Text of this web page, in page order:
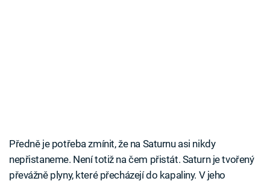
Předně je potřeba zmínit, že na Saturnu asi nikdy
nepřistaneme. Není totiž na čem přistát. Saturn je tvořený
převážně plyny, které přecházejí do kapaliny. V jeho